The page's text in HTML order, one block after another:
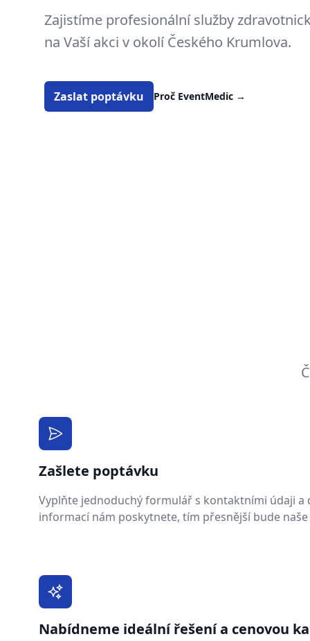
Zajistíme profesionální služby
na Vaší akci v okolí Českého Krumlova.
Zaslat poptávku Proč EventMedic →
Zašlete poptávku
Vyplňte jednoduchý formulář s kontaktními údaji a
informací nám poskytnete, tím přesnější bude
Nabídneme ideální řešení a cenovou